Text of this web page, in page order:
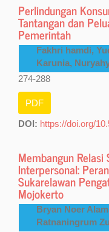
Perlindungan
Tantangan dan
Pemerintah
Fakhri hamdi,
Karunia,
274-288
PDF
DOI: https://doi.org/
Membangun
Interpersonal:
Sukarelawan
Mojokerto
Bryan Noer
Ratnaningrum